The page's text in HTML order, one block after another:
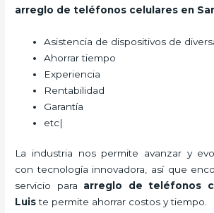
arreglo de teléfonos celulares en
Asistencia de dispositivos de
Ahorrar tiempo
Experiencia
Rentabilidad
Garantía
etc|
La industria nos permite avanzar y
con tecnología innovadora, así que
servicio para arreglo de teléfonos
Luiste permite ahorrar costos y tiempo.